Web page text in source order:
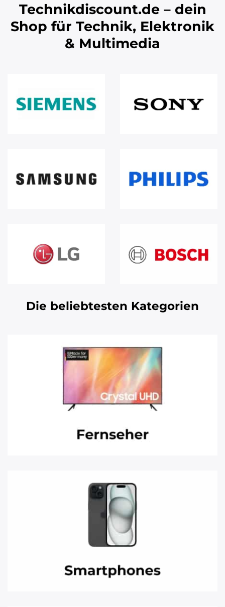
Technikdiscount.de – dein
Shop für Technik, Elektronik
& Multimedia
Die beliebtesten Kategorien